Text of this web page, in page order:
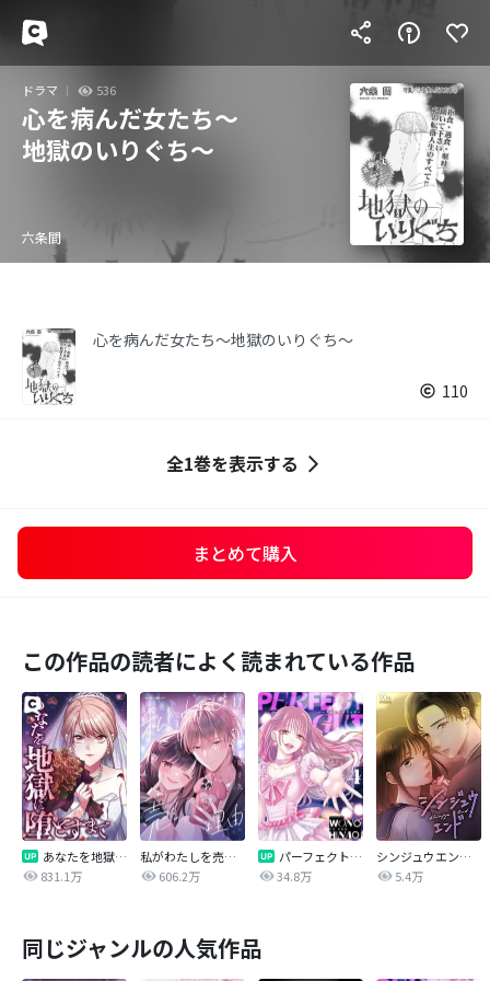
ドラマ 536
心を病んだ女たち～
地獄のいりぐち～
六条間
心を病んだ女たち～地獄のいりぐち～
110
全1巻を表示する
まとめて購入
この作品の読者によく読まれている作品
あなたを地獄に堕とすまで
831.1万
私がわたしを売る理由
606.2万
パーフェクトグリッター
34.8万
シンジュウエンド【タテヨミ】
5.4万
同じジャンルの人気作品